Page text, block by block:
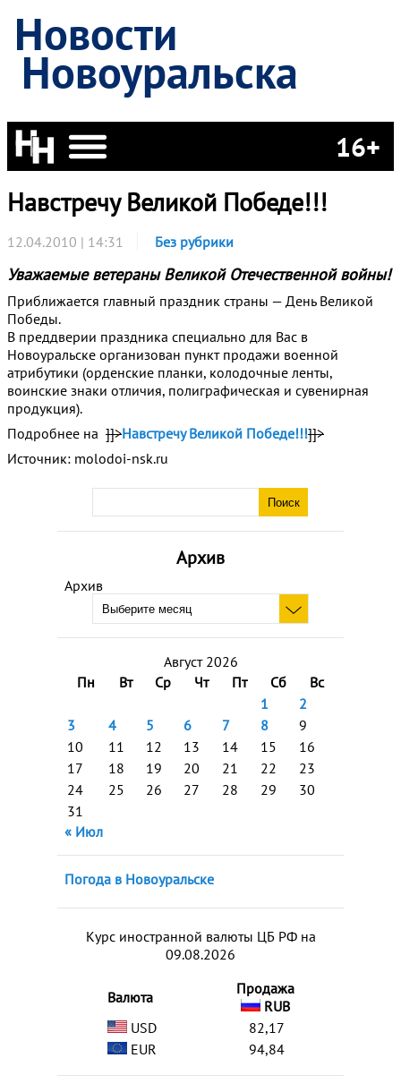
Новости
Новоуральска
16+
Архив
Архив
Август 2026
Пн
Вт Ср Чт Пт Сб
Вс
1
2
3
4 5 6 7 8
9
10
11 12 13 14 15
16
17
18 19 20 21 22
23
24
25 26 27 28 29
30
31
« Июл
Погода в Новоуральске
Курс иностранной валюты ЦБ РФ на
09.08.2026
Валюта
Продажа
RUB
USD
82,17
EUR
94,84
Навстречу Великой Победе!!!
12.04.2010 | 14:31 Без рубрики
Уважаемые ветераны Великой Отечественной войны!
Приближается главный праздник страны — День Великой
Победы.
В преддверии праздника специально для Вас в
Новоуральске организован пункт продажи военной
атрибутики (орденские планки, колодочные ленты,
воинские знаки отличия, полиграфическая и сувенирная
продукция).
Подробнее на ]]>Навстречу Великой Победе!!!]]>
Источник: molodoi-nsk.ru